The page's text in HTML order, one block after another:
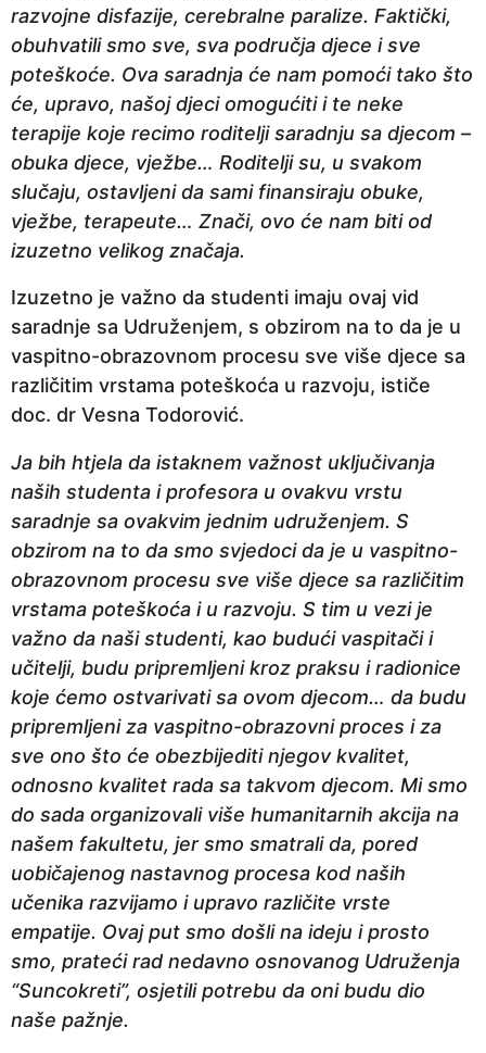
razvojne disfazije, cerebralne paralize. Faktički,
obuhvatili smo sve, sva područja djece i sve
poteškoće. Ova saradnja će nam pomoći tako što
će, upravo, našoj djeci omogućiti i te neke
terapije koje recimo roditelji saradnju sa djecom –
obuka djece, vježbe… Roditelji su, u svakom
slučaju, ostavljeni da sami finansiraju obuke,
vježbe, terapeute… Znači, ovo će nam biti od
izuzetno velikog značaja.
Izuzetno je važno da studenti imaju ovaj vid
saradnje sa Udruženjem, s obzirom na to da je u
vaspitno-obrazovnom procesu sve više djece sa
različitim vrstama poteškoća u razvoju, ističe
doc. dr Vesna Todorović.
Ja bih htjela da istaknem važnost uključivanja
naših studenta i profesora u ovakvu vrstu
saradnje sa ovakvim jednim udruženjem. S
obzirom na to da smo svjedoci da je u vaspitno-
obrazovnom procesu sve više djece sa različitim
vrstama poteškoća i u razvoju. S tim u vezi je
važno da naši studenti, kao budući vaspitači i
učitelji, budu pripremljeni kroz praksu i radionice
koje ćemo ostvarivati sa ovom djecom… da budu
pripremljeni za vaspitno-obrazovni proces i za
sve ono što će obezbijediti njegov kvalitet,
odnosno kvalitet rada sa takvom djecom. Mi smo
do sada organizovali više humanitarnih akcija na
našem fakultetu, jer smo smatrali da, pored
uobičajenog nastavnog procesa kod naših
učenika razvijamo i upravo različite vrste
empatije. Ovaj put smo došli na ideju i prosto
smo, prateći rad nedavno osnovanog Udruženja
“Suncokreti”, osjetili potrebu da oni budu dio
naše pažnje.